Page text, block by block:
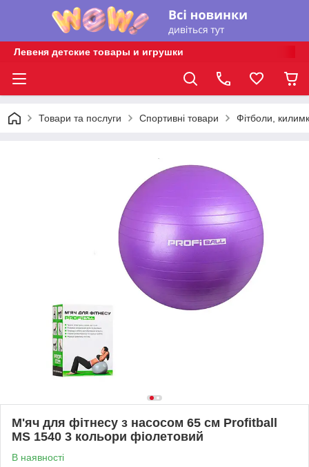
Левеня детские товары и игрушки
Товари та послуги Спортивні товари Фітболи,
М'яч для фітнесу з насосом 65 см Profitball
MS 1540 3 кольори фіолетовий
В наявності